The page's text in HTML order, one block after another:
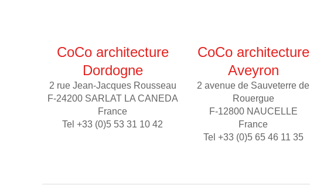
CoCo architecture
Dordogne
2 rue Jean-Jacques Rousseau
F-24200 SARLAT LA CANEDA
France
Tel +33 (0)5 53 31 10 42
CoCo architecture
Aveyron
2 avenue de Sauveterre de
Rouergue
F-12800 NAUCELLE
France
Tel +33 (0)5 65 46 11 35